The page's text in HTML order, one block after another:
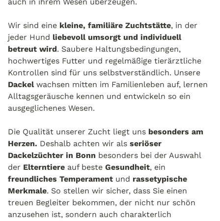
Wir sind eine kleine, familiäre Zuchtstätte, in der
jeder Hund liebevoll umsorgt und individuell
betreut wird. Saubere Haltungsbedingungen,
hochwertiges Futter und regelmäßige tierärztliche
Kontrollen sind für uns selbstverständlich. Unsere
Dackel wachsen mitten im Familienleben auf, lernen
Alltagsgeräusche kennen und entwickeln so ein
ausgeglichenes Wesen.
Die Qualität unserer Zucht liegt uns besonders am
Herzen. Deshalb achten wir als seriöser
Dackelzüchter in Bonn besonders bei der Auswahl
der Elterntiere auf beste Gesundheit, ein
freundliches Temperament und rassetypische
Merkmale. So stellen wir sicher, dass Sie einen
treuen Begleiter bekommen, der nicht nur schön
anzusehen ist, sondern auch charakterlich